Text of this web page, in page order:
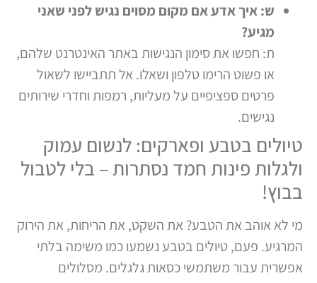
ש: איך אדע אם מקום מסוים נגיש לפני שאני
מגיע?
ת: חפשו את סימון הנגישות באתר האינטרנט שלהם,
או פשוט הרימו טלפון ושאלו. אל תתביישו לשאול
פרטים ספציפיים על מעליות, רמפות וחדרי שירותים
נגישים.
טיולים בטבע ופארקים: לנשום עמוק
ולגלות פינות חמד נסתרות – בלי לטבול
בבוץ!
מי לא אוהב את הטבע? את השקט, את הריחות, את הירוק
המרגיע. פעם, טיולים בטבע נשמעו כמו משימה בלתי
אפשרית עבור משתמשי כסאות גלגלים. מסלולים